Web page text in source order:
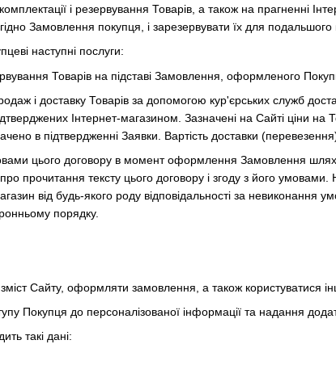
і резервування Товарів, а також на прагненні
Замовлення покупця, і зарезервувати їх для
наступні послуги:
Товарів на підставі Замовлення, оформленого
і доставку Товарів за допомогою кур'єрських служб
Інтернет-магазином. Зазначені на Сайті ціни на
в підтвердженні Заявки. Вартість доставки
цього договору в момент оформлення Замовлення
прочитання тексту цього договору і згоду з його
від будь-якого роду відповідальності за невиконання
порядку.
Сайту, оформляти замовлення, а також користуватися
Покупця до персоналізованої інформації та надання
такі дані: